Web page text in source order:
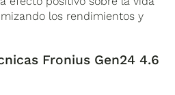
los rendimientos y
Fronius Gen24 4.6